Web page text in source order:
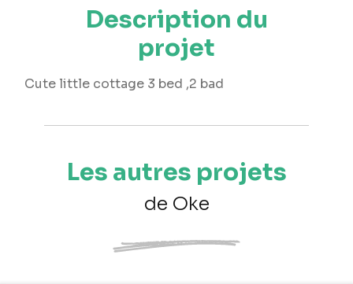
Description du
projet
Cute little cottage 3 bed ,2 bad
Les autres projets
de Oke